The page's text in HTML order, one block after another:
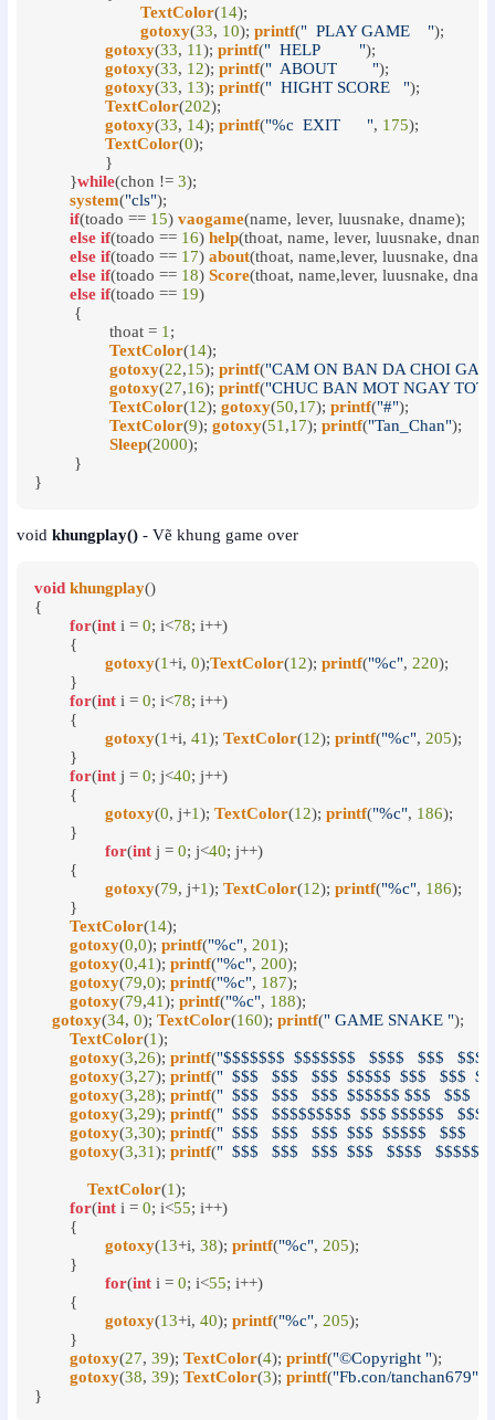
TextColor(14);
gotoxy(33, 10); printf("  PLAY GAME    ");
gotoxy(33, 11); printf("  HELP         ");
gotoxy(33, 12); printf("  ABOUT        ");
gotoxy(33, 13); printf("  HIGHT SCORE   ");
TextColor(202);
gotoxy(33, 14); printf("%c  EXIT      ", 175);
TextColor(0);
	}
while(chon != 3);
system("cls");
if(toado == 15) vaogame(name, lever, luusnake, dname);
else if(toado == 16) help(thoat, name, lever, luusnake,
else if(toado == 17) about(thoat, name,lever, luusnake,
else if(toado == 18) Score(thoat, name,lever, luusnake,
else if(toado == 19)
	 	 thoat =
1;
TextColor(14);
gotoxy(22,15); printf("CAM ON BAN DA CHOI
gotoxy(27,16); printf("CHUC BAN MOT NGAY TOT
TextColor(12); gotoxy(50,17); printf("#");
TextColor(9); gotoxy(51,17); printf("Tan_Chan");
Sleep(2000);
}
void khungplay() - Vẽ khung game over
void khungplay()
{
for(int i = 0; i<78; i++)
gotoxy(1+i, 0);TextColor(12); printf("%c", 220);
for(int i = 0; i<78; i++)
gotoxy(1+i, 41); TextColor(12); printf("%c", 205);
for(int j = 0; j<40; j++)
gotoxy(0, j+1); TextColor(12); printf("%c", 186);
for(int j = 0; j<40; j++)
gotoxy(79, j+1); TextColor(12); printf("%c", 186);
TextColor(14);
gotoxy(0,0); printf("%c", 201);
gotoxy(0,41); printf("%c", 200);
gotoxy(79,0); printf("%c", 187);
gotoxy(79,41); printf("%c", 188);
gotoxy(34, 0); TextColor(160); printf(" GAME SNAKE ");
TextColor(1);
gotoxy(3,26); printf("$$$$$$$  $$$$$$$   $$$$   $$$
gotoxy(3,27); printf("  $$$   $$$   $$$  $$$$$  $$$   $$$
gotoxy(3,28); printf("  $$$   $$$   $$$  $$$$$$ $$$   $$$
gotoxy(3,29); printf("  $$$   $$$$$$$$$  $$$ $$$$$$   $$$
gotoxy(3,30); printf("  $$$   $$$   $$$  $$$  $$$$$   $$$
gotoxy(3,31); printf("  $$$   $$$   $$$  $$$   $$$$
TextColor(1);
for(int i = 0; i<55; i++)
gotoxy(13+i, 38); printf("%c", 205);
for(int i = 0; i<55; i++)
gotoxy(13+i, 40); printf("%c", 205);
gotoxy(27, 39); TextColor(4); printf("©Copyright ");
gotoxy(38, 39); TextColor(3); printf("Fb.con/tanchan679"
}